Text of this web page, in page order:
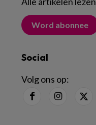
Word abonnee
Social
Volg ons op: